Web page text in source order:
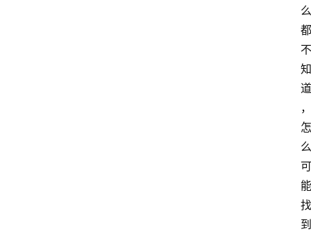
么
都
不
知
道
，
怎
么
可
能
找
到